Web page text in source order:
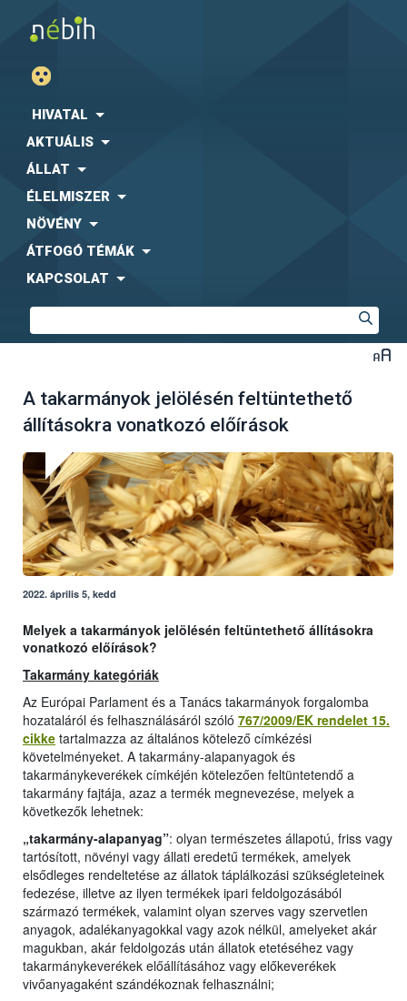
HIVATAL
AKTUÁLIS
ÁLLAT
ÉLELMISZER
NÖVÉNY
ÁTFOGÓ TÉMÁK
KAPCSOLAT
A takarmányok jelölésén feltüntethető
állításokra vonatkozó előírások
2022. április 5, kedd
Melyek a takarmányok jelölésén feltüntethető állításokra
vonatkozó előírások?
Takarmány kategóriák
Az Európai Parlament és a Tanács takarmányok forgalomba
hozataláról és felhasználásáról szóló 767/2009/EK rendelet 15.
cikke tartalmazza az általános kötelező címkézési
követelményeket. A takarmány-alapanyagok és
takarmánykeverékek címkéjén kötelezően feltüntetendő a
takarmány fajtája, azaz a termék megnevezése, melyek a
következők lehetnek:
„takarmány-alapanyag”: olyan természetes állapotú, friss vagy
tartósított, növényi vagy állati eredetű termékek, amelyek
elsődleges rendeltetése az állatok táplálkozási szükségleteinek
fedezése, illetve az ilyen termékek ipari feldolgozásából
származó termékek, valamint olyan szerves vagy szervetlen
anyagok, adalékanyagokkal vagy azok nélkül, amelyeket akár
magukban, akár feldolgozás után állatok etetéséhez vagy
takarmánykeverékek előállításához vagy előkeverékek
vivőanyagaként szándékoznak felhasználni;